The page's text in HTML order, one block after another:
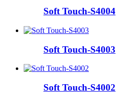
Soft Touch-S4004
Soft Touch-S4003
Soft Touch-S4002